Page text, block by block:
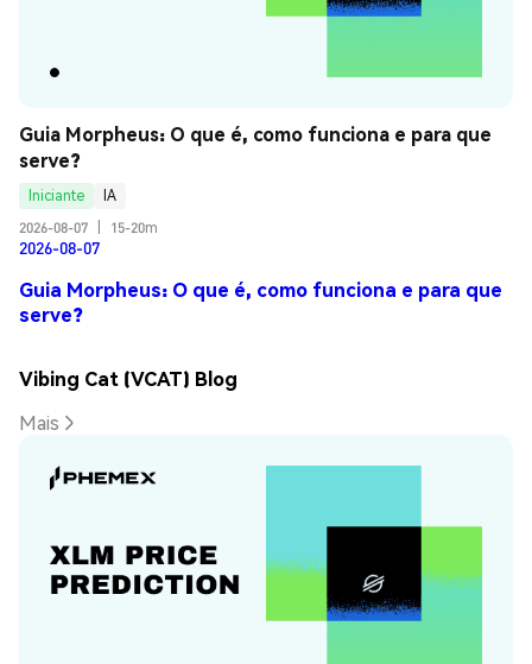
Guia Morpheus: O que é, como funciona e para que
serve?
Iniciante
IA
2026-08-07
15-20m
2026-08-07
Guia Morpheus: O que é, como funciona e para que
serve?
Vibing Cat (VCAT) Blog
Mais